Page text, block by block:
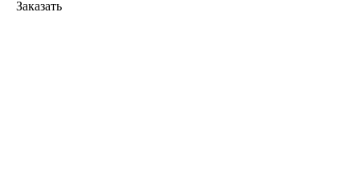
Заказать